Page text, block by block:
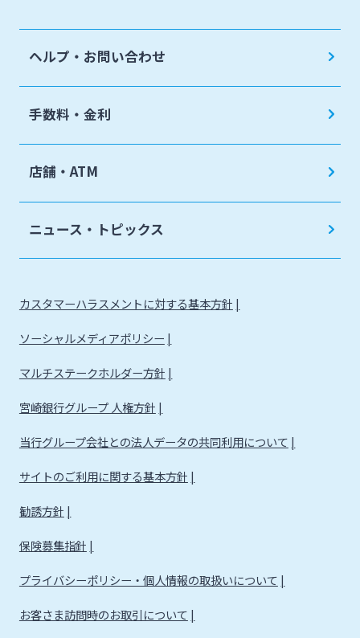
キャッシュレス決済サービス
インターネット口座振替受付サービス
てきぱきパソコンサービス
みやぎん電子交付サービス
海外進出支援
みやぎんビジネスローンプラザ
ヘルプ・お問い合わせ
手数料・金利
店舗・ATM
ニュース・トピックス
カスタマーハラスメントに対する基本方針
ソーシャルメディアポリシー
マルチステークホルダー方針
宮崎銀行グループ 人権方針
当行グループ会社との法人データの共同利用について
サイトのご利用に関する基本方針
勧誘方針
保険募集指針
プライバシーポリシー・個人情報の取扱いについて
お客さま訪問時のお取引について